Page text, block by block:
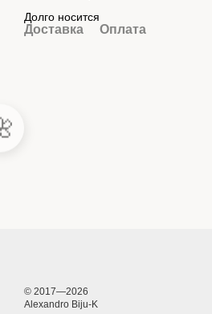
Долго носится
Доставка Оплата
© 2017—2026
Alexandro Biju-K